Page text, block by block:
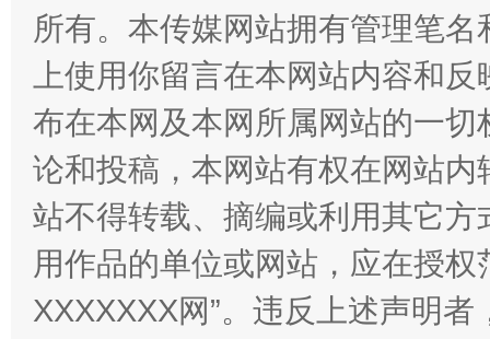
所有。本传媒网站拥有管理笔
上使用你留言在本网站内容和
布在本网及本网所属网站的一
论和投稿，本网站有权在网站
站不得转载、摘编或利用其它
用作品的单位或网站，应在授
XXXXXXX网”。违反上述声明